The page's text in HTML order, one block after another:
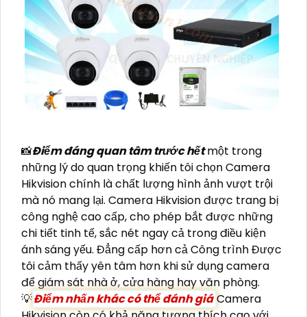
📸Điểm đáng quan tâm trước hếtmột trong
những lý do quan trọng khiến tôi chọn Camera
Hikvision chính là chất lượng hình ảnh vượt trội
mà nó mang lại. Camera Hikvision được trang bị
công nghệ cao cấp, cho phép bắt được những
chi tiết tinh tế, sắc nét ngay cả trong điều kiện
ánh sáng yếu. Đẳng cấp hơn cả Công trình Được
tôi cảm thấy yên tâm hơn khi sử dụng camera
để giám sát nhà ở, cửa hàng hay văn phòng.
💡Điểm nhấn khác có thể đánh giáCamera